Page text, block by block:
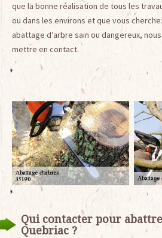
que la bonne réalisation de tous les
ou dans les environs et que vous
abattage d’arbre sain ou dangereux,
mettre en contact.
Qui contacter pour
Quebriac ?